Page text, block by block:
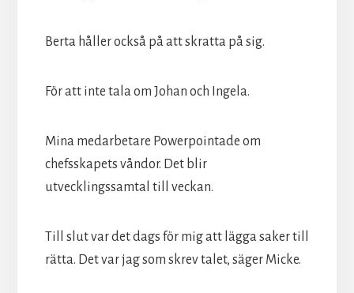
Berta håller också på att skratta på sig.
För att inte tala om Johan och Ingela.
Mina medarbetare Powerpointade om
chefsskapets våndor. Det blir
utvecklingssamtal till veckan.
Till slut var det dags för mig att lägga saker till
rätta. Det var jag som skrev talet, säger Micke.